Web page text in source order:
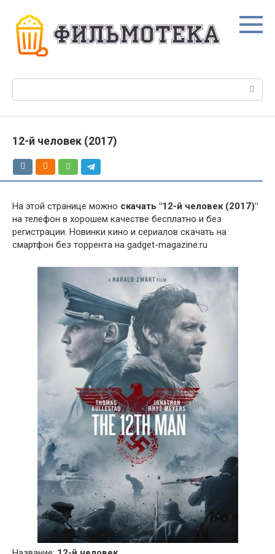
контенту
12-й человек (2017)
На этой странице можно скачать "12-й человек (2017)"
на телефон в хорошем качестве бесплатно и без
регистрации. Новинки кино и сериалов скачать на
смартфон без торрента на gadget-magazine.ru